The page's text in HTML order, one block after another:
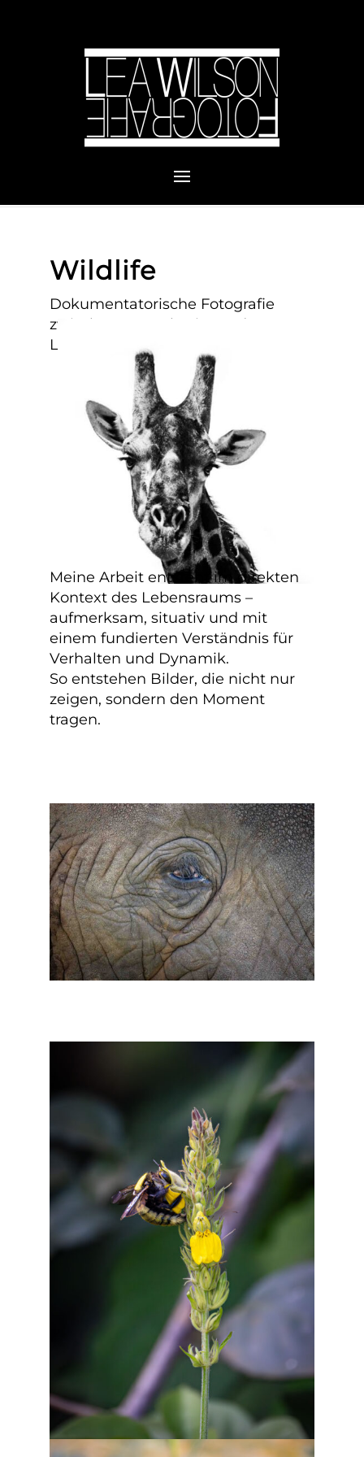
Wildlife
Dokumentatorische Fotografie
zwischen Mensch, Tier und
Lebensraum
Meine Arbeit entsteht im direkten
Kontext des Lebensraums –
aufmerksam, situativ und mit
einem fundierten Verständnis für
Verhalten und Dynamik.
So entstehen Bilder, die nicht nur
zeigen, sondern den Moment
tragen.